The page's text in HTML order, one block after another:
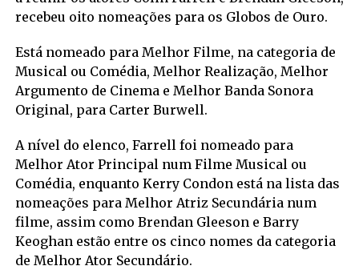
recebeu oito nomeações para os Globos de Ouro.
Está nomeado para Melhor Filme, na categoria de
Musical ou Comédia, Melhor Realização, Melhor
Argumento de Cinema e Melhor Banda Sonora
Original, para Carter Burwell.
A nível do elenco, Farrell foi nomeado para
Melhor Ator Principal num Filme Musical ou
Comédia, enquanto Kerry Condon está na lista das
nomeações para Melhor Atriz Secundária num
filme, assim como Brendan Gleeson e Barry
Keoghan estão entre os cinco nomes da categoria
de Melhor Ator Secundário.